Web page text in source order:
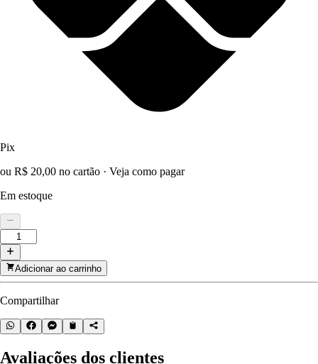
Pix
ou R$ 20,00 no cartão · Veja como pagar
Em estoque
Adicionar ao carrinho
Compartilhar
Avaliações dos clientes